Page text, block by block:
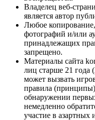
Владелец веб-
является автор
Любое
фотографий и/или
принадлежащих
запрещено.
Материалы сайта
лиц старше 21 года
может вызвать
правила
обнаружении
немедленно
участие в азартных